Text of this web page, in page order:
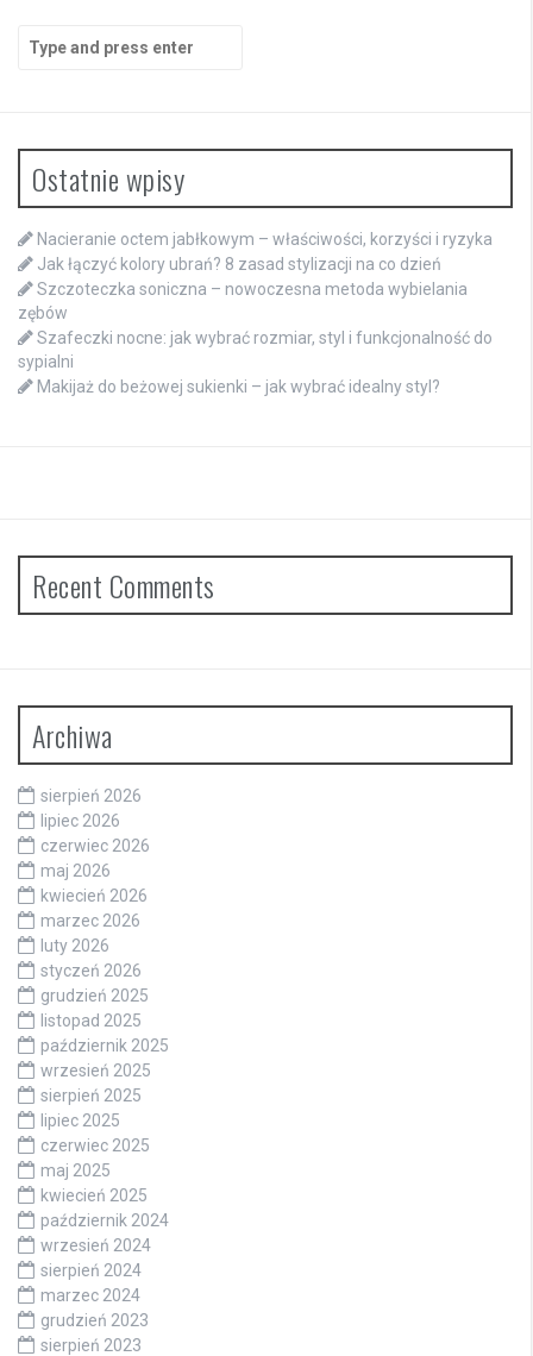
for:
Ostatnie wpisy
Nacieranie octem jabłkowym – właściwości, korzyści i ryzyka
Jak łączyć kolory ubrań? 8 zasad stylizacji na co dzień
Szczoteczka soniczna – nowoczesna metoda wybielania
zębów
Szafeczki nocne: jak wybrać rozmiar, styl i funkcjonalność do
sypialni
Makijaż do beżowej sukienki – jak wybrać idealny styl?
Recent Comments
Archiwa
sierpień 2026
lipiec 2026
czerwiec 2026
maj 2026
kwiecień 2026
marzec 2026
luty 2026
styczeń 2026
grudzień 2025
listopad 2025
październik 2025
wrzesień 2025
sierpień 2025
lipiec 2025
czerwiec 2025
maj 2025
kwiecień 2025
październik 2024
wrzesień 2024
sierpień 2024
marzec 2024
grudzień 2023
sierpień 2023